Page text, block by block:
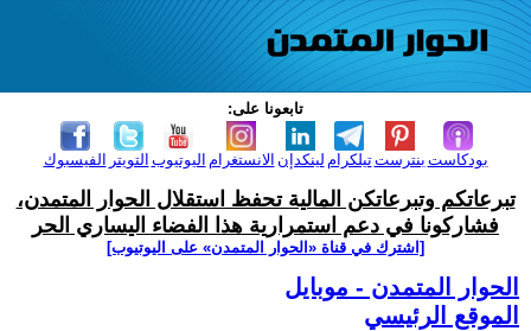
تابعونا على:
الفيسبوك التويتر اليوتيوب الانستغرام لينكدإن تيلكرامبنترست بودكاست
تبرعاتكم وتبرعاتكن المالية تحفظ استقلال الحوار المتمدن،
فشاركونا في دعم استمرارية هذا الفضاء اليساري الحر
[اشترك في قناة ‫«الحوار المتمدن» على اليوتيوب]
الحوار المتمدن - موبايل
الموقع الرئيسي